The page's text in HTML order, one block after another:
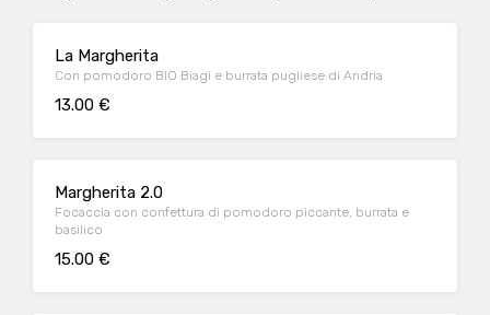
La Margherita
Con pomodoro BIO Biagi e burrata pugliese di Andria
13.00 €
Margherita 2.0
Focaccia con confettura di pomodoro piccante, burrata e
basilico
15.00 €